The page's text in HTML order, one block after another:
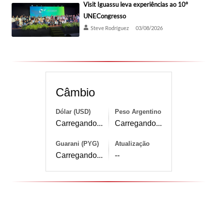
Visit Iguassu leva experiências ao 10º
UNECongresso
Steve Rodríguez 03/08/2026
Câmbio
Dólar (USD)
Carregando...
Peso Argentino
Carregando...
Guarani (PYG)
Carregando...
Atualização
--